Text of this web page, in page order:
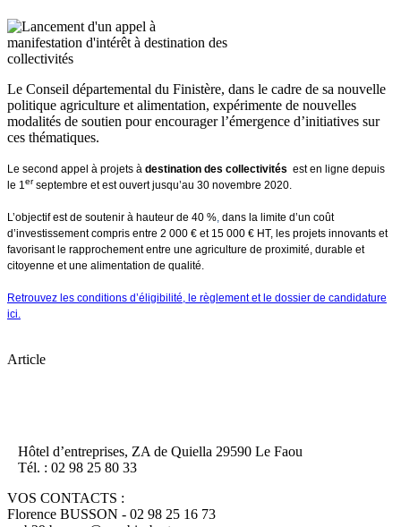
Le Conseil départemental du Finistère, dans le cadre de sa nouvelle
politique agriculture et alimentation, expérimente de nouvelles
modalités de soutien pour encourager l’émergence d’initiatives sur
ces thématiques.
Le second appel à projets à destination des collectivités est en ligne depuis
le 1erseptembre et est ouvert jusqu’au 30 novembre 2020.
L’objectif est de soutenir à hauteur de 40 %, dans la limite d’un coût
d’investissement compris entre 2 000 € et 15 000 € HT, les projets innovants et
favorisant le rapprochement entre une agriculture de proximité, durable et
citoyenne et une alimentation de qualité.
Retrouvez les conditions d’éligibilité, le règlement et le dossier de candidature
ici.
Article
Hôtel d’entreprises, ZA de Quiella 29590 Le Faou
Tél. : 02 98 25 80 33
VOS CONTACTS :
Florence BUSSON - 02 98 25 16 73